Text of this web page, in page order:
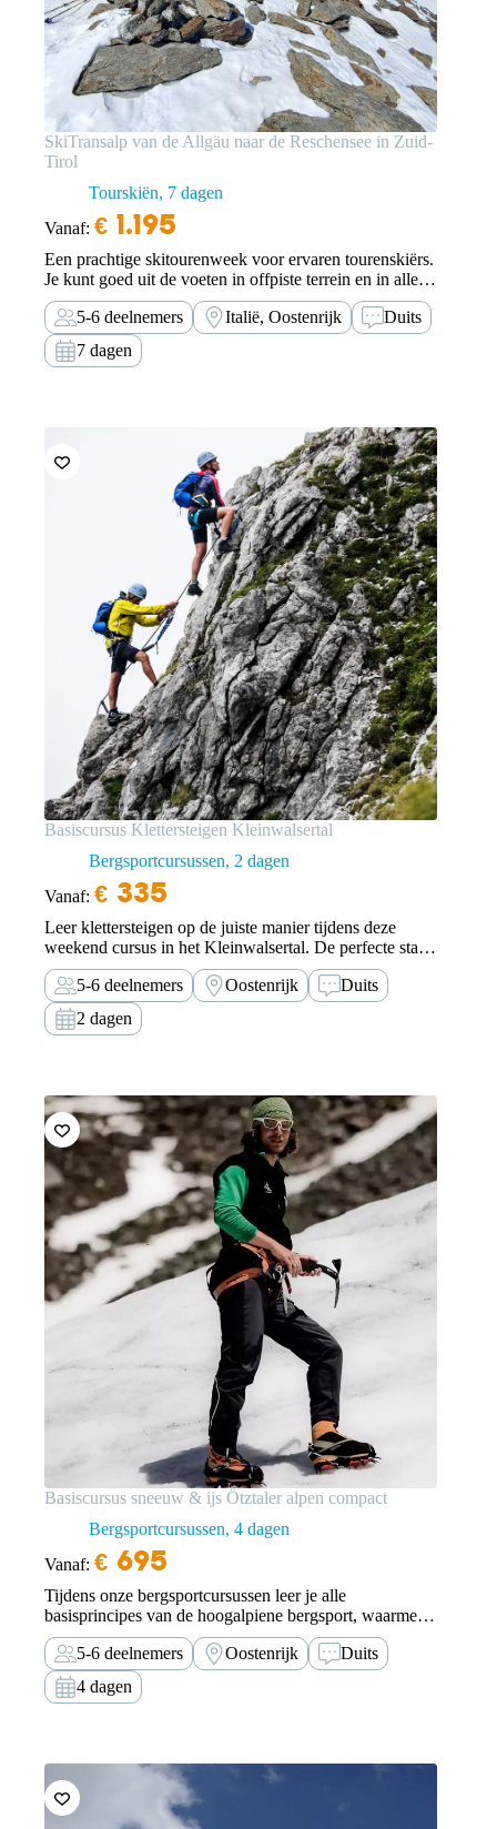
SkiTransalp van de Allgäu naar de Reschensee in Zuid-
Tirol
Tourskiën 7 dagen
Vanaf: € 1.195
Een prachtige skitourenweek voor ervaren tourenskiërs.
Je kunt goed uit de voeten in offpiste terrein en in alle
sneeuwsoorten. Conditioneel dien je rekening te houden
met hoogteverschillen tot 1.200 meter. Je draagt je eigen
bagage; je rugzak zal niet meer…
5-6 deelnemers Italië, Oostenrijk
Duits
7 dagen
Basiscursus Klettersteigen Kleinwalsertal
Bergsportcursussen 2 dagen
Vanaf: € 335
Leer klettersteigen op de juiste manier tijdens deze
weekend cursus in het Kleinwalsertal. De perfecte start
van jouw klettersteig avonturen.
5-6 deelnemers
Oostenrijk
Duits
2 dagen
Basiscursus sneeuw & ijs Ötztaler alpen compact
Bergsportcursussen 4 dagen
Vanaf: € 695
Tijdens onze bergsportcursussen leer je alle
basisprincipes van de hoogalpiene bergsport, waarmee
je op termijn al jouw bergsportdromen kunt
verwezenlijken. Het Taschachhaus biedt als steunpunt
met een indoor klimwand en cursuslokalen de ideale
omstandigheden.
5-6 deelnemers Oostenrijk
Duits
4 dagen